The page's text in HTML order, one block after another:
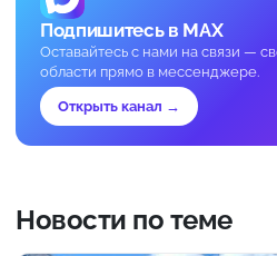
Подпишитесь в MAX
Оставайтесь с нами на связи —
области прямо в мессенджере.
Открыть канал →
Новости по теме